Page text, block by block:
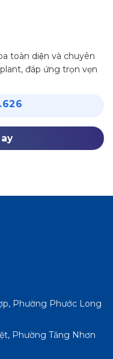
toàn diện và chuyên
đáp ứng trọn vẹn
Phường Phước Long
Phường Tăng Nhơn